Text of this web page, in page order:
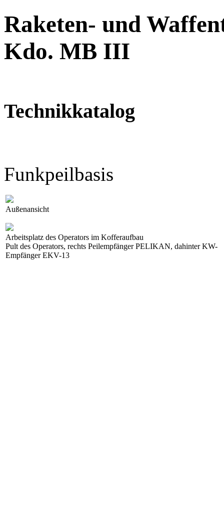
Raketen- und
Kdo. MB III
Technikkatalog
Funkpeilbasis
Außenansicht
Arbeitsplatz des Operators im Kofferaufbau
Pult des Operators, rechts Peilempfänger PELIKAN, dahinter KW-
Empfänger EKV-13